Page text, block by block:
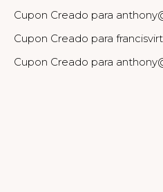
Cupon Creado para
Cupon Creado para
Cupon Creado para